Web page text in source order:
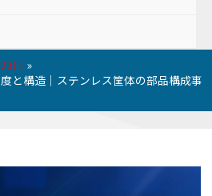
23日
と構造｜ステンレス筐体の部品構成事